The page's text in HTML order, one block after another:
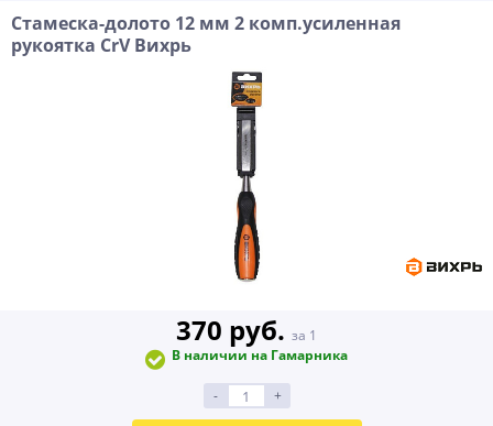
Стамеска-долото 12 мм 2 комп.усиленная
рукоятка CrV Вихрь
370 руб. за 1
В наличии на Гамарника
- +